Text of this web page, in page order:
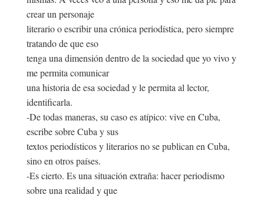
crear un personaje
literario o escribir una crónica periodística, pero siempre
tratando de que eso
tenga una dimensión dentro de la sociedad que yo vivo y
me permita comunicar
una historia de esa sociedad y le permita al lector,
identificarla.
-De todas maneras, su caso es atípico: vive en Cuba,
escribe sobre Cuba y sus
textos periodísticos y literarios no se publican en Cuba,
sino en otros países.
-Es cierto. Es una situación extraña: hacer periodismo
sobre una realidad y que